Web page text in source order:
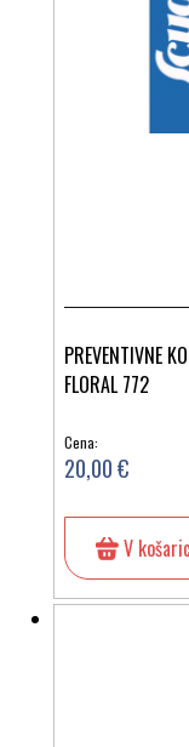
PREVENTIVNE
FLORAL 772
Cena:
20,00 €
V